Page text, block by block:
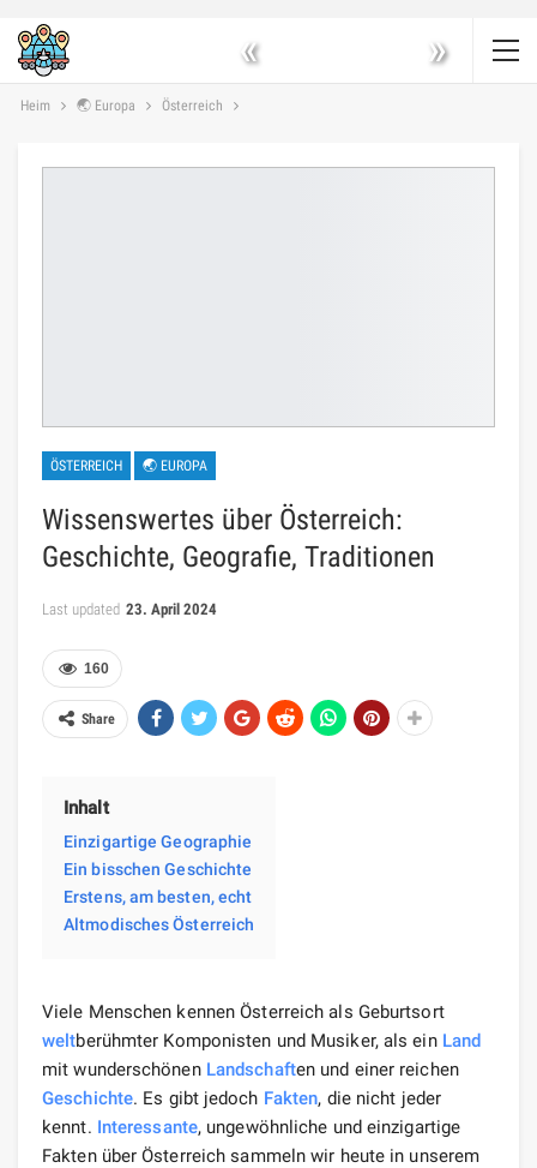
« »
Heim 🌏 Europa Österreich
ÖSTERREICH 🌏 EUROPA
Wissenswertes über Österreich:
Geschichte, Geografie, Traditionen
Last updated 23. April 2024
160
Share
Inhalt
Einzigartige Geographie
Ein bisschen Geschichte
Erstens, am besten, echt
Altmodisches Österreich
Viele Menschen kennen Österreich als Geburtsort
weltberühmter Komponisten und Musiker, als ein Land
mit wunderschönen Landschaften und einer reichen
Geschichte. Es gibt jedoch Fakten, die nicht jeder
kennt. Interessante, ungewöhnliche und einzigartige
Fakten über Österreich sammeln wir heute in unserem